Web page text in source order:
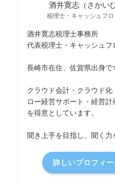
酒井寛志（さかい
税理士・キャッシュフ
酒井寛志税理士事務所
代表税理士・キャッシュ
長崎市在住、佐賀県出身で
クラウド会計・クラウド化
ロー経営サポート・経営計
を得意としています。
聞き上手を目指し、聞く力
詳しいプロフィ